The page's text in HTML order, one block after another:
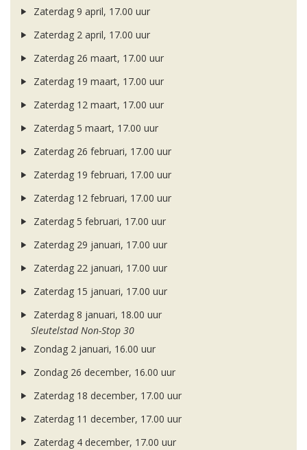
Zaterdag 9 april, 17.00 uur
Zaterdag 2 april, 17.00 uur
Zaterdag 26 maart, 17.00 uur
Zaterdag 19 maart, 17.00 uur
Zaterdag 12 maart, 17.00 uur
Zaterdag 5 maart, 17.00 uur
Zaterdag 26 februari, 17.00 uur
Zaterdag 19 februari, 17.00 uur
Zaterdag 12 februari, 17.00 uur
Zaterdag 5 februari, 17.00 uur
Zaterdag 29 januari, 17.00 uur
Zaterdag 22 januari, 17.00 uur
Zaterdag 15 januari, 17.00 uur
Zaterdag 8 januari, 18.00 uur
Sleutelstad Non-Stop 30
Zondag 2 januari, 16.00 uur
Zondag 26 december, 16.00 uur
Zaterdag 18 december, 17.00 uur
Zaterdag 11 december, 17.00 uur
Zaterdag 4 december, 17.00 uur